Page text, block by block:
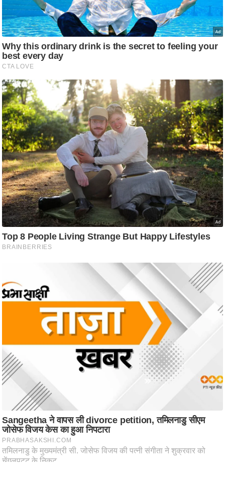
/
फै
श
न
घ
रे
लू
नु
स्खे
प
र्य
ट
न
स्थ
ल
फि
ट
ने
स
रि
शि
प
रा
नी
ति
वि
श्ले
ष